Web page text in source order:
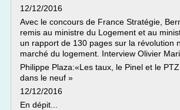
12/12/2016
Avec le concours de France Stratégie,
remis au ministre du Logement et au
un rapport de 130 pages sur la révolution
marché du logement. Interview Olivier
Philippe Plaza:«Les taux, le Pinel et le
dans le neuf »
12/12/2016
En dépit...